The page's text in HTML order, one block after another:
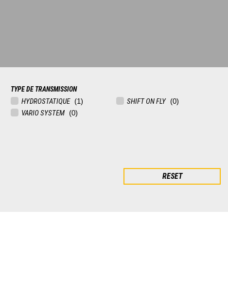
TYPE DE TRANSMISSION
HYDROSTATIQUE
SHIFT ON FLY
VARIO SYSTEM
RESET